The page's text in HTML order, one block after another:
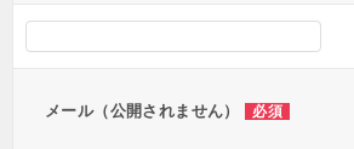
ョ
メール（公開されません） 必須